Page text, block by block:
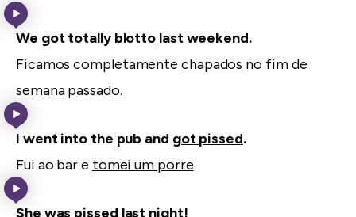
We got totallyblotto last weekend.
Ficamos completamentechapados no fim de
semana passado.
I went into the pub and got pissed.
Fui ao bar e tomei um porre.
She was pissed last night!